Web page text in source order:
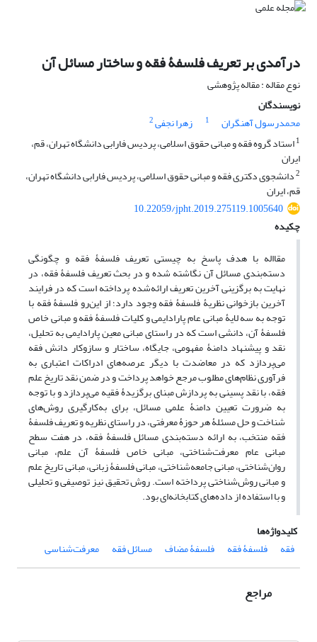
درآمدی بر تعریف فلسفۀ فقه و ساختار مسائل آن
نوع مقاله : مقاله پژوهشی
نویسندگان
محمدرسول آهنگران
1 زهرا نجفی2
1استاد گروه فقه و مبانی حقوق اسلامی، پردیس فارابی دانشگاه تهران، قم،
ایران
2دانشجوی دکتری فقه و مبانی حقوق اسلامی، پردیس فارابی دانشگاه تهران،
قم، ایران
10.22059/jpht.2019.275119.1005640
چکیده
مقااله با هدف پاسخ به چیستی تعریف فلسفۀ فقه و چگونگی
دسته‌بندی مسائل آن نگاشته شده و در بحث تعریف فلسفۀ فقه، در
نهایت به برگزینی آخرین تعریف ارائه‌شده پرداخته است که در فرایند
آخرین بازخوانی نظریۀ فلسفۀ فقه وجود دارد؛ از این‌رو فلسفۀ فقه با
توجه به سه لایۀ مبانی عام پارادایمی و کلیات فلسفۀ فقه و مبانی خاص
فلسفۀ آن، دانشی است که در راستای مبانی معین پارادایمی به تحلیل،
نقد و پیشنهاد دامنۀ مفهومی، جایگاه، ساختار و سازوکار دانش فقه
می‌پردازد که در معاضدت با دیگر عرصه‌های ادراکات اعتباری به
فرآوری نظام‌های مطلوب مرجع خواهد پرداخت و در ضمن نقد تاریخ علم
فقه، با نقد پسینی به پردازش مبنای برگزیدۀ فقیه می‌پردازد و با توجه
به ضرورت تعیین دامنۀ علمی مسائل، برای به‌کارگیری روش‌های
شناخت و حل مسئلۀ هر حوزۀ معرفتی، در راستای نظریه و تعریف فلسفۀ
فقه منتخب، به ارائه دسته‌بندی مسائل فلسفۀ فقه، در هفت سطح
مبانی عام معرفت‌شناختی، مبانی خاص فلسفۀ آن علم، مبانی
روان‌شناختی، مبانی جامعه‌شناختی، مبانی فلسفۀ زبانی، مبانی تاریخ علم
و مبانی روش‌شناختی پرداخته است. روش تحقیق نیز توصیفی و تحلیلی
و با استفاده از داده‌های کتابخانه‌ای بود.
کلیدواژه‌ها
فقه
فلسفۀ فقه فلسفۀ مضاف مسائل فقه معرفت‌شناسی
مراجع